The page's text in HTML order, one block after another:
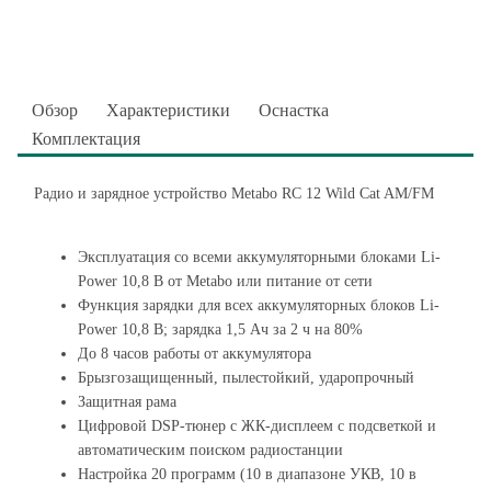
Обзор Характеристики
Оснастка
Комплектация
Радио и зарядное устройство Metabo RC 12 Wild Cat AM/FM
Эксплуатация со всеми аккумуляторными блоками Li-
Power 10,8 В от Metabo или питание от сети
Функция зарядки для всех аккумуляторных блоков Li-
Power 10,8 В; зарядка 1,5 Ач за 2 ч на 80%
До 8 часов работы от аккумулятора
Брызгозащищенный, пылестойкий, ударопрочный
Защитная рама
Цифровой DSP-тюнер с ЖК-дисплеем с подсветкой и
автоматическим поиском радиостанции
Настройка 20 программ (10 в диапазоне УКВ, 10 в